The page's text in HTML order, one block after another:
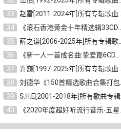
33
赵雷[2011-2024年]所有专辑歌曲打包[无损FLAC/MP3/2.64GB]百度云网盘下载
34
《滚石香港黄金十年精选辑33CD》[无损APE/WAV分轨/13.6GB]百度云网盘下载
35
薛之谦[2006-2025年]所有专辑歌曲合集[无损FLAC/MP3/5.20GB]百度云网盘下载
36
《新一人一首成名曲·挚爱篇6CD》[无损MP3/DTS/WAV分轨/4.43GB]百度云网盘下载
37
许巍[1997-2025年]所有专辑歌曲合集打包[无损FLAC/MP3/7.48GB]百度云网盘下载
38
刘德华《150首精选歌曲合集打包》[无损FLAC/MP3/5.26GB]百度云网盘下载
39
S.H.E[2001-2018年]所有歌曲专辑打包[无损FLAC/MP3/16.05GB]百度云网盘下载
40
《2020年度超好听流行音乐-五星珍藏版10CD》[无损WAV/MP3/6.77GB]百度云网盘下载